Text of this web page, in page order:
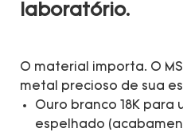
laboratório.
O material importa. O
metal precioso de sua
Ouro branco 18K para
espelhado